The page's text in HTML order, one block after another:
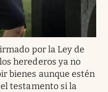
por la Ley de
herederos ya no
bienes aunque estén
testamento si la